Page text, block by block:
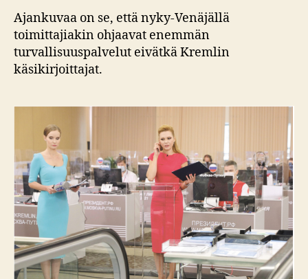
Ajankuvaa on se, että nyky-Venäjällä
toimittajiakin ohjaavat enemmän
turvallisuuspalvelut eivätkä Kremlin
käsikirjoittajat.